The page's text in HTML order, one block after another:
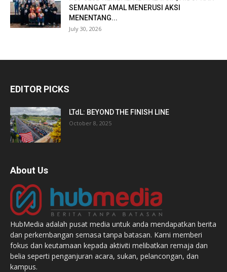
SEMANGAT AMAL MENERUSI AKSI
MENENTANG...
July 30, 2026
EDITOR PICKS
LTdL: BEYOND THE FINISH LINE
October 8, 2025
About Us
HubMedia adalah pusat media untuk anda mendapatkan berita
dan perkembangan semasa tanpa batasan. Kami memberi
fokus dan keutamaan kepada aktiviti melibatkan remaja dan
belia seperti penganjuran acara, sukan, pelancongan, dan
kampus.